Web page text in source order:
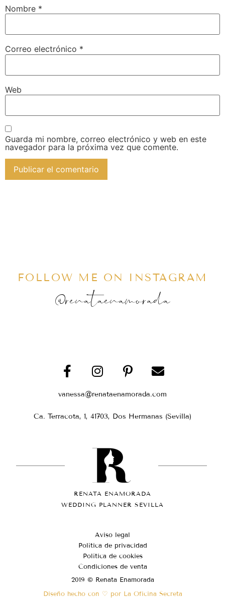
Nombre *
Correo electrónico *
Web
Guarda mi nombre, correo electrónico y web en este
navegador para la próxima vez que comente.
FOLLOW ME ON INSTAGRAM
@renataenamorada
vanessa@renataenamorada.com
Ca. Terracota, 1, 41703, Dos Hermanas (Sevilla)
RENATA ENAMORADA
WEDDING PLANNER SEVILLA
Aviso legal
Política de privacidad
Política de cookies
Condiciones de venta
2019 © Renata Enamorada
Diseño hecho con ♡ por La Oficina Secreta